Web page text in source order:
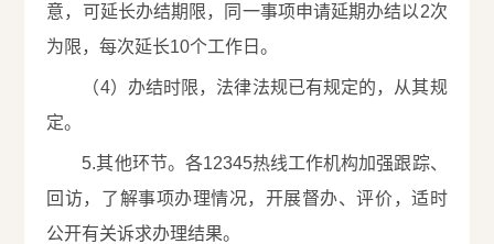
意，可延长办结期限，同一事项申请延期办结以2次
为限，每次延长10个工作日。
（4）办结时限，法律法规已有规定的，从其规
定。
5.其他环节。各12345热线工作机构加强跟踪、
回访，了解事项办理情况，开展督办、评价，适时
公开有关诉求办理结果。